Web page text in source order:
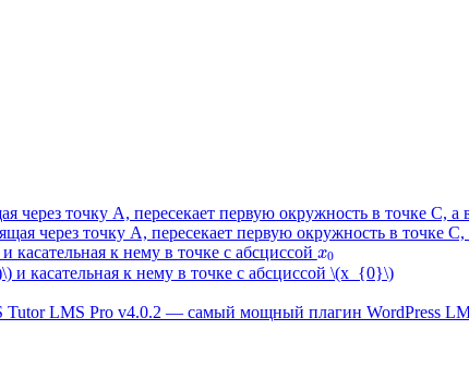
через точку A, пересекает первую окружность в точке C,
и касательная к нему в точке с абсциссой x0
Tutor LMS Pro v4.0.2 — самый мощный плагин WordPress